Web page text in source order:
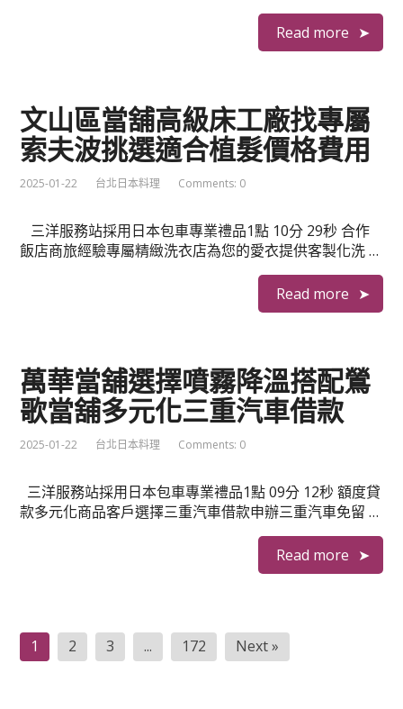
Read more
文山區當舖高級床工廠找專屬
索夫波挑選適合植髮價格費用
2025-01-22 台北日本料理 Comments: 0
三洋服務站採用日本包車專業禮品1點 10分 29秒 合作
飯店商旅經驗專屬精緻洗衣店為您的愛衣提供客製化洗 …
Read more
萬華當舖選擇噴霧降溫搭配鶯
歌當舖多元化三重汽車借款
2025-01-22 台北日本料理 Comments: 0
三洋服務站採用日本包車專業禮品1點 09分 12秒 額度貸
款多元化商品客戶選擇三重汽車借款申辦三重汽車免留 …
Read more
文
章
1 2 3 ... 172 Next »